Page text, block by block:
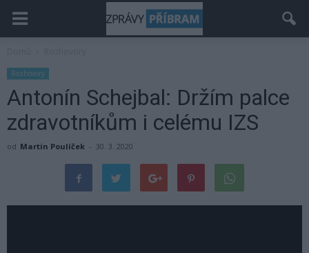
Rozhovory
Antonín Schejbal: Držím palce
zdravotníkům i celému IZS
od Martin Poulíček - 30. 3. 2020